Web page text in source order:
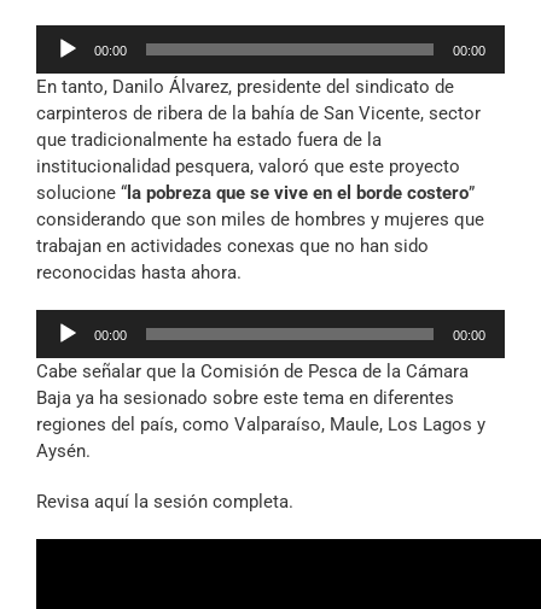
Reproductor
audio
00:00 00:00
En tanto, Danilo Álvarez, presidente del sindicato de
carpinteros de ribera de la bahía de San Vicente, sector
que tradicionalmente ha estado fuera de la
institucionalidad pesquera, valoró que este proyecto
solucione “ la pobreza que se vive en el borde costero”
considerando que son miles de hombres y mujeres que
trabajan en actividades conexas que no han sido
reconocidas hasta ahora.
Reproductor
audio
00:00 00:00
Cabe señalar que la Comisión de Pesca de la Cámara
Baja ya ha sesionado sobre este tema en diferentes
regiones del país, como Valparaíso, Maule, Los Lagos y
Aysén.
Revisa aquí la sesión completa.